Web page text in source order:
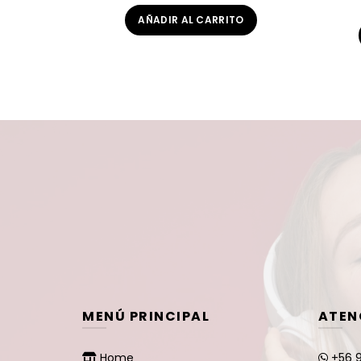
precio
original
precio
actual
AÑADIR AL CARRITO
MENÚ PRINCIPAL
Home +56